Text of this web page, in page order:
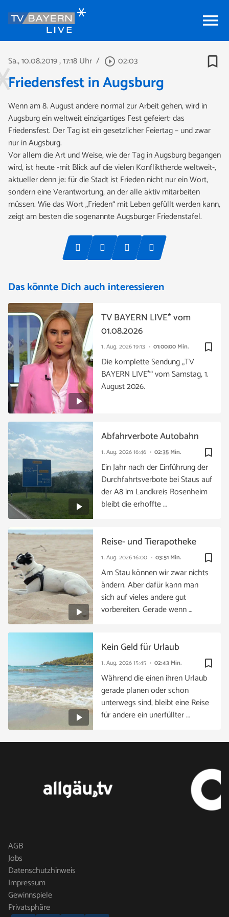
menu
Sa., 10.08.2019, 17:18 Uhr / play_circle_outline 02:03 bookmark_border
Friedensfest in Augsburg
Wenn am 8. August andere normal zur Arbeit gehen, wird in
Augsburg ein weltweit einzigartiges Fest gefeiert: das
Friedensfest. Der Tag ist ein gesetzlicher Feiertag – und zwar
nur in Augsburg.
Vor allem die Art und Weise, wie der Tag in Augsburg begangen
wird, ist heute -mit Blick auf die vielen Konfliktherde weltweit-,
aktueller denn je: für die Stadt ist Frieden nicht nur ein Wort,
sondern eine Verantwortung, an der alle aktiv mitarbeiten
müssen. Wie das Wort „Frieden“ mit Leben gefüllt werden kann,
zeigt am besten die sogenannte Augsburger Friedenstafel.
Das könnte Dich auch interessieren
bookmark_border
1. Aug. 202619:13 01:00:00 Min.
TV BAYERN LIVE* vom
01.08.2026
Die komplette Sendung „TV
BAYERN LIVE*“ vom Samstag, 1.
August 2026.
bookmark_border
1. Aug. 202616:46 02:35 Min.
Abfahrverbote Autobahn
Ein Jahr nach der Einführung der
Durchfahrtsverbote bei Staus auf
der A8 im Landkreis Rosenheim
bleibt die erhoffte …
bookmark_border
1. Aug. 202616:00 03:51 Min.
Reise- und Tierapotheke
Am Stau können wir zwar nichts
ändern. Aber dafür kann man
sich auf vieles andere gut
vorbereiten. Gerade wenn …
bookmark_border
1. Aug. 202615:45 02:43 Min.
Kein Geld für Urlaub
Während die einen ihren Urlaub
gerade planen oder schon
unterwegs sind, bleibt eine Reise
für andere ein unerfüllter …
AGB
Jobs
Datenschutzhinweis
Impressum
Gewinnspiele
Privatsphäre